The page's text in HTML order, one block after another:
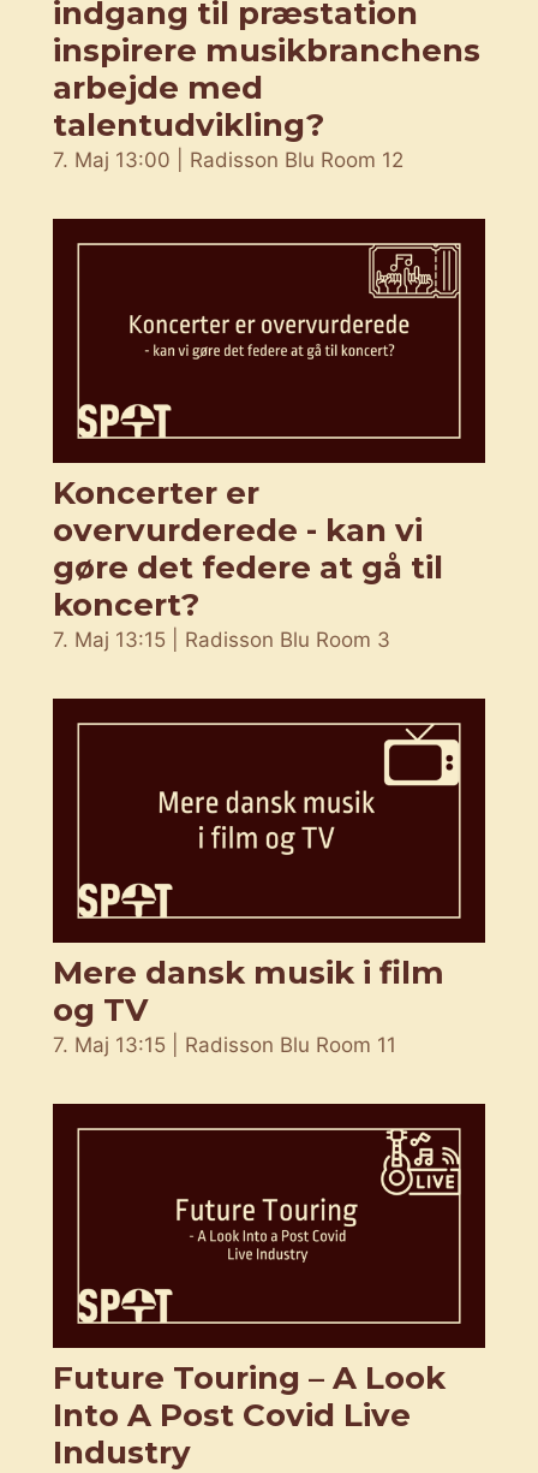
indgang til præstation
inspirere musikbranchens
arbejde med
talentudvikling?
7. Maj 13:00 | Radisson Blu Room 12
Koncerter er
overvurderede - kan vi
gøre det federe at gå til
koncert?
7. Maj 13:15 | Radisson Blu Room 3
Mere dansk musik i film
og TV
7. Maj 13:15 | Radisson Blu Room 11
Future Touring – A Look
Into A Post Covid Live
Industry